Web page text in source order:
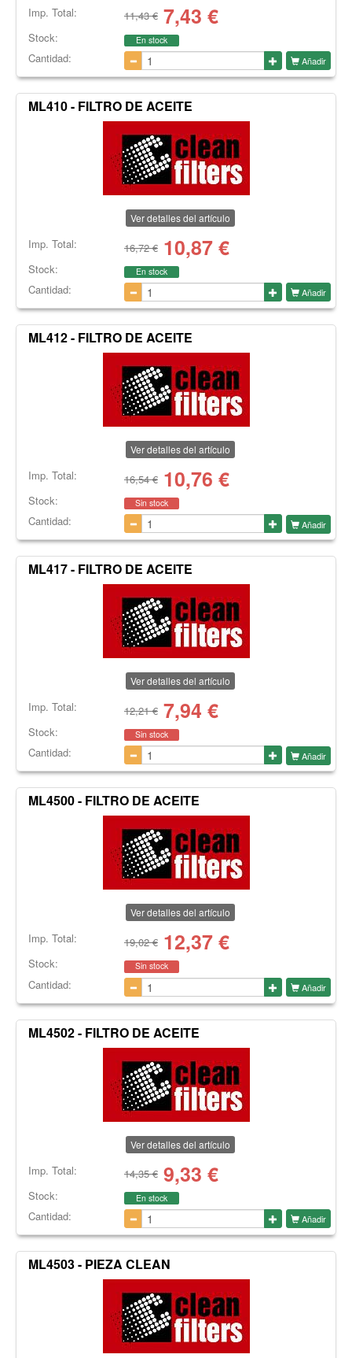
Imp. Total: 11,43 € 7,43 €
Stock: En stock
Cantidad: Añadir
ML410 - FILTRO DE ACEITE
Ver detalles del artículo
Imp. Total: 16,72 € 10,87€
Stock: En stock
Cantidad: Añadir
ML412 - FILTRO DE ACEITE
Ver detalles del artículo
Imp. Total: 16,54 € 10,76 €
Stock: Sin stock
Cantidad: Añadir
ML417 - FILTRO DE ACEITE
Ver detalles del artículo
Imp. Total: 12,21 € 7,94 €
Stock: Sin stock
Cantidad: Añadir
ML4500 - FILTRO DE ACEITE
Ver detalles del artículo
Imp. Total: 19,02 € 12,37€
Stock: Sin stock
Cantidad: Añadir
ML4502 - FILTRO DE ACEITE
Ver detalles del artículo
Imp. Total: 14,35 € 9,33 €
Stock: En stock
Cantidad: Añadir
ML4503 - PIEZA CLEAN